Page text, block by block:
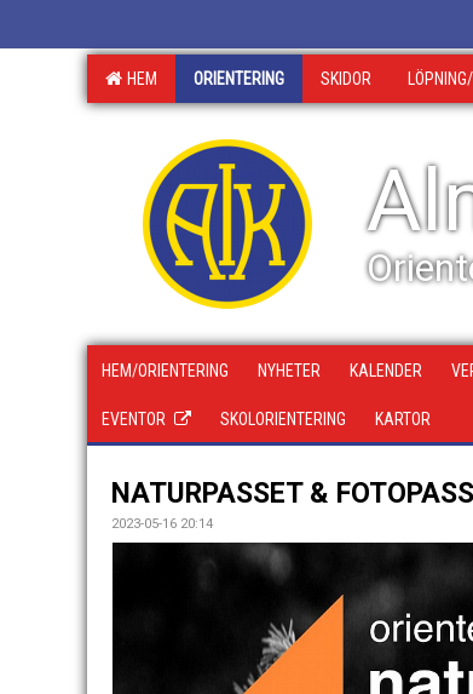
HEM ORIENTERING SKIDOR
HEM/ORIENTERING NYHETER KALENDER
EVENTOR SKOLORIENTERING KARTOR
NATURPASSET &
2023-05-16 20:14